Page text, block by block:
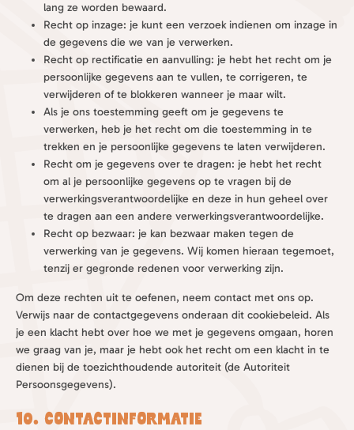
lang ze worden bewaard.
Recht op inzage: je kunt een verzoek indienen om inzage in
de gegevens die we van je verwerken.
Recht op rectificatie en aanvulling: je hebt het recht om je
persoonlijke gegevens aan te vullen, te corrigeren, te
verwijderen of te blokkeren wanneer je maar wilt.
Als je ons toestemming geeft om je gegevens te
verwerken, heb je het recht om die toestemming in te
trekken en je persoonlijke gegevens te laten verwijderen.
Recht om je gegevens over te dragen: je hebt het recht
om al je persoonlijke gegevens op te vragen bij de
verwerkingsverantwoordelijke en deze in hun geheel over
te dragen aan een andere verwerkingsverantwoordelijke.
Recht op bezwaar: je kan bezwaar maken tegen de
verwerking van je gegevens. Wij komen hieraan tegemoet,
tenzij er gegronde redenen voor verwerking zijn.
Om deze rechten uit te oefenen, neem contact met ons op.
Verwijs naar de contactgegevens onderaan dit cookiebeleid. Als
je een klacht hebt over hoe we met je gegevens omgaan, horen
we graag van je, maar je hebt ook het recht om een klacht in te
dienen bij de toezichthoudende autoriteit (de Autoriteit
Persoonsgegevens).
10. Contactinformatie